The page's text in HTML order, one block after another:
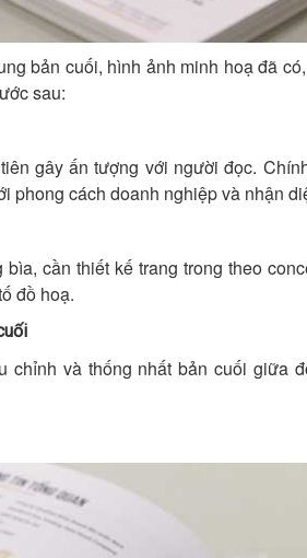
bản cuối, hình ảnh minh hoạ đã
sau:
gây ấn tượng với người đọc.
phong cách doanh nghiệp và nhận
cần thiết kế trang trong theo
đồ hoạ.
chỉnh và thống nhất bản cuối giữa